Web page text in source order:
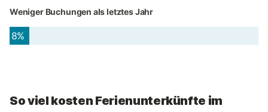
Weniger Buchungen als letztes Jahr
8%
So viel kosten Ferienunterkünfte im